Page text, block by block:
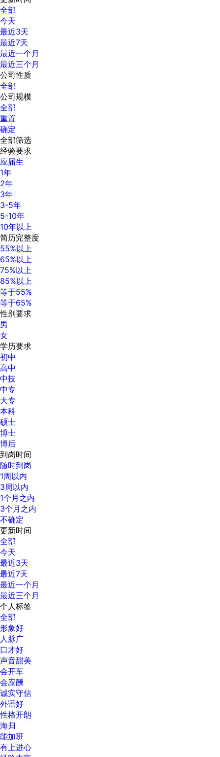
全部
今天
最近3天
最近7天
最近一个月
最近三个月
公司性质
全部
公司规模
全部
重置
确定
全部筛选
经验要求
应届生
1年
2年
3年
3-5年
5-10年
10年以上
简历完整度
55%以上
65%以上
75%以上
85%以上
等于55%
等于65%
性别要求
男
女
学历要求
初中
高中
中技
中专
大专
本科
硕士
博士
博后
到岗时间
随时到岗
1周以内
3周以内
1个月之内
3个月之内
不确定
更新时间
全部
今天
最近3天
最近7天
最近一个月
最近三个月
个人标签
全部
形象好
人脉广
口才好
声音甜美
会开车
会应酬
诚实守信
外语好
性格开朗
海归
能加班
有上进心